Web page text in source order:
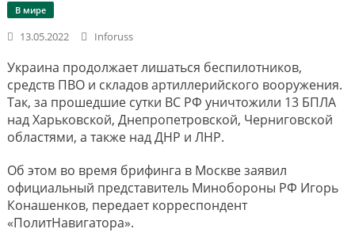
В мире
13.05.2022 Inforuss
Украина продолжает лишаться беспилотников,
средств ПВО и складов артиллерийского вооружения.
Так, за прошедшие сутки ВС РФ уничтожили 13 БПЛА
над Харьковской, Днепропетровской, Черниговской
областями, а также над ДНР и ЛНР.
Об этом во время брифинга в Москве заявил
официальный представитель Минобороны РФ Игорь
Конашенков, передает корреспондент
«ПолитНавигатора».